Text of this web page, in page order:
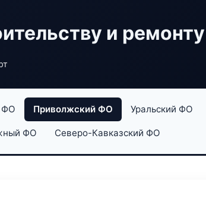
и ремонту
ФО Приволжский ФО Уральский ФО
ФО Северо-Кавказский ФО